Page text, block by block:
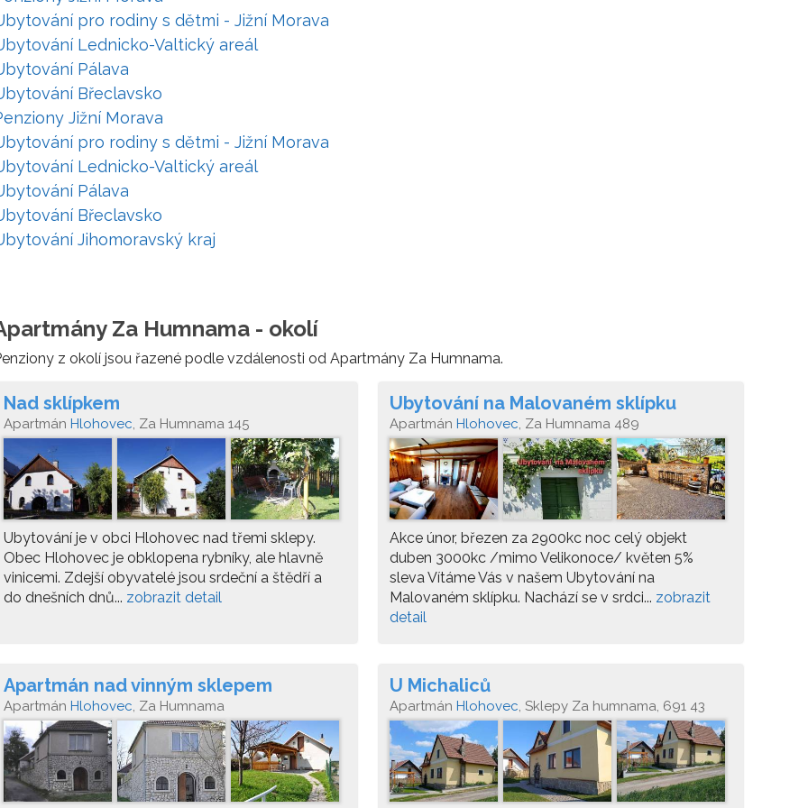
pro rodiny s dětmi - Jižní Morava
Lednicko-Valtický areál
Pálava
Břeclavsko
Jižní Morava
pro rodiny s dětmi - Jižní Morava
Lednicko-Valtický areál
Pálava
Břeclavsko
Jihomoravský kraj
Za Humnama - okolí
z okolí jsou řazené podle vzdálenosti od Apartmány Za Humnama.
Nad sklípkem
Apartmán Hlohovec, Za Humnama 145
Ubytování je v obci Hlohovec nad třemi sklepy.
Obec Hlohovec je obklopena rybníky, ale hlavně
vinicemi. Zdejší obyvatelé jsou srdeční a štědří a
do dnešních dnů... zobrazit detail
Ubytování na Malovaném sklípku
Apartmán Hlohovec, Za Humnama 489
Akce únor, březen za 2900kc noc celý objekt
duben 3000kc /mimo Velikonoce/ květen 5%
sleva Vítáme Vás v našem Ubytování na
Malovaném sklípku. Nachází se v srdci... zobrazit
detail
Apartmán nad vinným sklepem
Apartmán Hlohovec, Za Humnama
U Michaliců
Apartmán Hlohovec, Sklepy Za humnama, 691 43
Hlohovec